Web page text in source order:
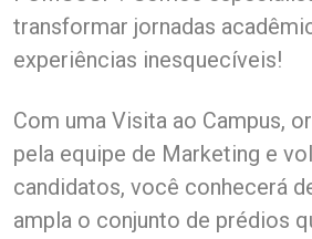
transformar jornadas
experiências inesquecíveis!
Com uma Visita ao Campus,
pela equipe de Marketing e
candidatos, você conhecerá
ampla o conjunto de prédios